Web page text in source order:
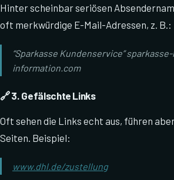
Hinter scheinbar seriösen
oft merkwürdige E-Mail-Adressen, z. B.:
“Sparkasse Kundenservice”
information.com
🔗 3. Gefälschte Links
Oft sehen die Links echt aus, führen
Seiten. Beispiel:
www.dhl.de/zustellung